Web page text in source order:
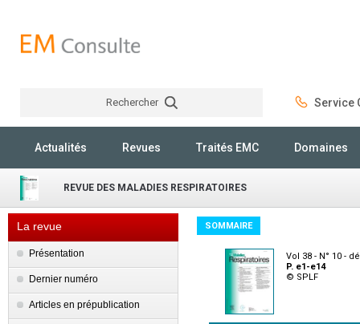
Rechercher Service
Actualités Revues Traités EMC Domaines
REVUE DES MALADIES RESPIRATOIRES
La revue
Présentation
Dernier numéro
Articles en prépublication
SOMMAIRE
Vol 38 - N° 10 -
P. e1-e14
© SPLF